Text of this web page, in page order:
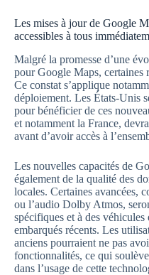
Les mises à jour de Google
accessibles à tous
Malgré la promesse d’une
pour Google Maps, certaines
Ce constat s’applique
déploiement. Les États-Unis
pour bénéficier de ces
et notamment la France,
avant d’avoir accès à
Les nouvelles capacités de
également de la qualité des
locales. Certaines avancées,
ou l’audio Dolby Atmos,
spécifiques et à des véhicules
embarqués récents. Les
anciens pourraient ne pas
fonctionnalités, ce qui
dans l’usage de cette